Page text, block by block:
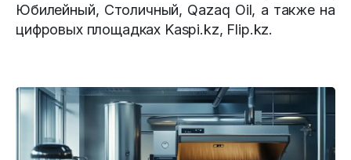
Юбилейный, Столичный, Qazaq Oil, а также на
цифровых площадках Kaspi.kz, Flip.kz.